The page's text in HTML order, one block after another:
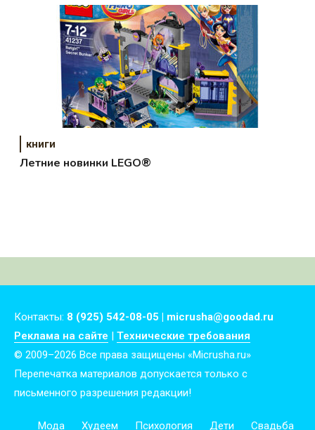
книги
Летние новинки LEGO®
Контакты: 8 (925) 542-08-05 | micrusha@goodad.ru
Реклама на сайте | Технические требования
© 2009–2026 Все права защищены «Micrusha.ru»
Перепечатка материалов допускается только с
письменного разрешения редакции!
Мода Худеем Психология Дети Свадьба